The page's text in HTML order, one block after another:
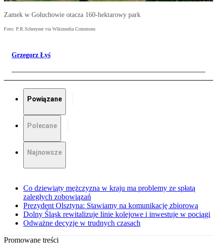
Zamek w Gołuchowie otacza 160-hektarowy park
Foto: P.R.Schreyner via Wikimedia Commons
Grzegorz Łyś
Powiązane
Polecane
Najnowsze
Co dziewiąty mężczyzna w kraju ma problemy ze spłatą
zaległych zobowiązań
Prezydent Olsztyna: Stawiamy na komunikację zbiorową
Dolny Śląsk rewitalizuje linie kolejowe i inwestuje w pociągi
Odważne decyzje w trudnych czasach
Promowane treści